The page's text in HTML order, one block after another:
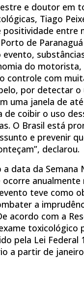
e doutor em
Tiago
positividade entre
de
do motorista,
controle com
por detectar
uma janela de
de coibir o uso
O Brasil está
e prevenir
declarou.
data da Semana
anualmente
teve como
a
acordo com a
pela Lei Federal
a partir de